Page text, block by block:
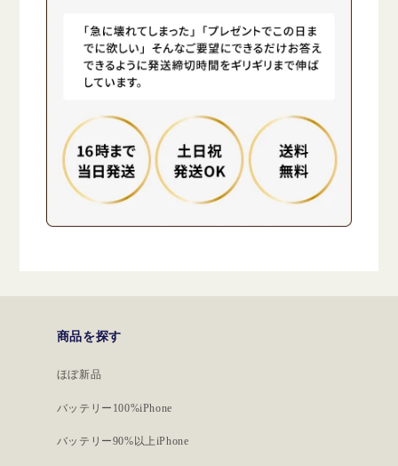
商品を探す
ほぼ新品
バッテリー100%iPhone
バッテリー90%以上iPhone